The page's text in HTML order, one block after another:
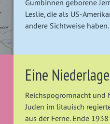
Gumbinnen geborene
Leslie, die als US-
andere Sichtweise haben.
Eine
Reichspogromnacht und
Juden im litauisch
aus der Ferne. Ende